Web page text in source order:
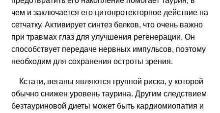
чем и заключается его цитопротекторное действие на
сетчатку. Активирует синтез белков, что очень важно
при травмах глаз для улучшения регенерации. Он
способствует передаче нервных импульсов, поэтому
необходим для сохранения остроты зрения.
Кстати, веганы являются группой риска, у которой
обычно снижен уровень таурина. Другим следствием
безтауриновой диеты может быть кардиомиопатия и